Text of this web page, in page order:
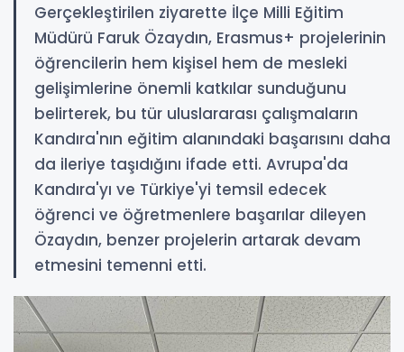
Gerçekleştirilen ziyarette İlçe Milli Eğitim
Müdürü Faruk Özaydın, Erasmus+ projelerinin
öğrencilerin hem kişisel hem de mesleki
gelişimlerine önemli katkılar sunduğunu
belirterek, bu tür uluslararası çalışmaların
Kandıra'nın eğitim alanındaki başarısını daha
da ileriye taşıdığını ifade etti. Avrupa'da
Kandıra'yı ve Türkiye'yi temsil edecek
öğrenci ve öğretmenlere başarılar dileyen
Özaydın, benzer projelerin artarak devam
etmesini temenni etti.